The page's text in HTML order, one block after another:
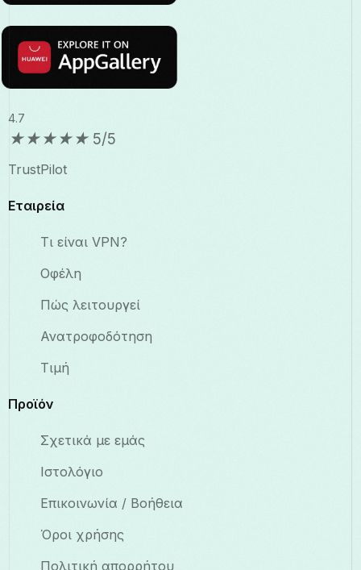
4.7
★★★★★ 5/5
TrustPilot
Εταιρεία
Τι είναι VPN?
Οφέλη
Πώς λειτουργεί
Ανατροφοδότηση
Τιμή
Προϊόν
Σχετικά με εμάς
Ιστολόγιο
Επικοινωνία / Βοήθεια
Όροι χρήσης
Πολιτική απορρήτου